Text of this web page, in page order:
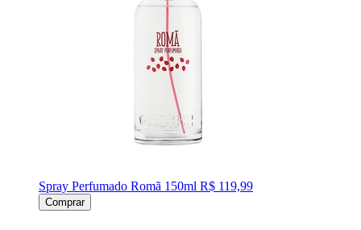
Spray Perfumado Romã 150ml R$ 119,99
Comprar